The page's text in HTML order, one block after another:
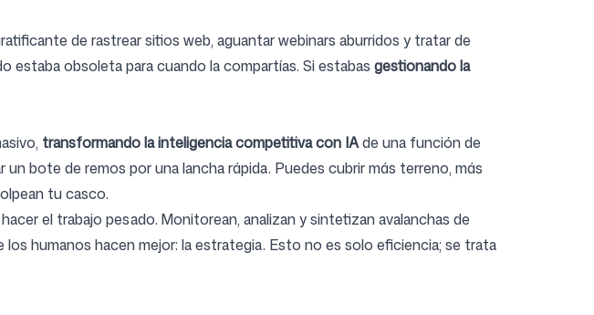
de rastrear sitios web, aguantar webinars aburridos y tratar de
estaba obsoleta para cuando la compartías. Si estabas gestionando la
transformando la inteligencia competitiva con IAde una función de
bote de remos por una lancha rápida. Puedes cubrir más terreno, más
tu casco.
el trabajo pesado. Monitorean, analizan y sintetizan avalanchas de
humanos hacen mejor: la estrategia. Esto no es solo eficiencia; se trata